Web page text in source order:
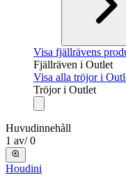
Visa fjällrävens
Fjällräven i Outlet
Visa alla tröjor i
Tröjor i Outlet
Huvudinnehåll
1 av/ 0
Houdini